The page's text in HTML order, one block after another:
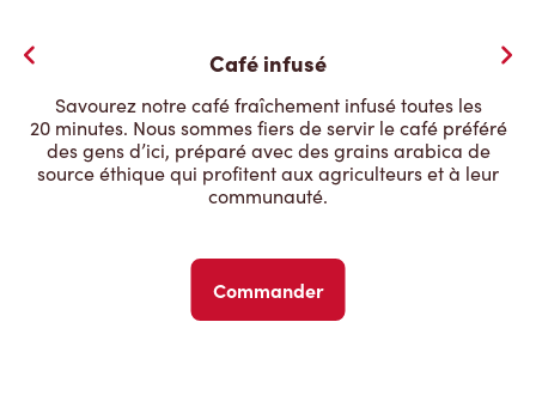
Café infusé
Savourez notre café fraîchement infusé toutes les
20 minutes. Nous sommes fiers de servir le café préféré
des gens d’ici, préparé avec des grains arabica de
source éthique qui profitent aux agriculteurs et à leur
communauté.
Commander